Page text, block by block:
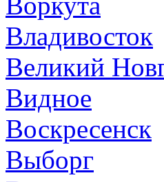
Владивосток
Великий
Видное
Воскресенск
Выборг